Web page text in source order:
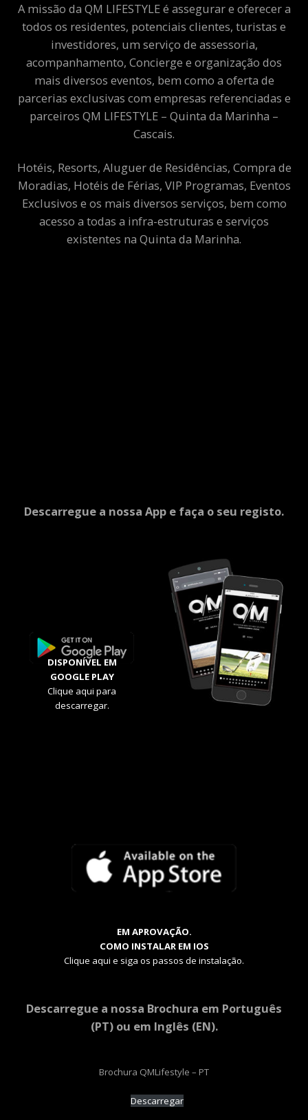
A missão da QM LIFESTYLE é assegurar e oferecer a
todos os residentes, potenciais clientes, turistas e
investidores, um serviço de assessoria,
acompanhamento, Concierge e organização dos
mais diversos eventos, bem como a oferta de
parcerias exclusivas com empresas referenciadas e
parceiros QM LIFESTYLE – Quinta da Marinha –
Cascais.
Hotéis, Resorts, Aluguer de Residências, Compra de
Moradias, Hotéis de Férias, VIP Programas, Eventos
Exclusivos e os mais diversos serviços, bem como
acesso a todas a infra-estruturas e serviços
existentes na Quinta da Marinha.
Descarregue a nossa App e faça o seu registo.
DISPONÍVEL EM
GOOGLE PLAY
Clique aqui para
descarregar.
EM APROVAÇÃO.
COMO INSTALAR EM IOS
Clique aqui e siga os passos de instalação.
Descarregue a nossa Brochura em Português
(PT) ou em Inglês (EN).
Brochura QMLifestyle – PT
Descarregar